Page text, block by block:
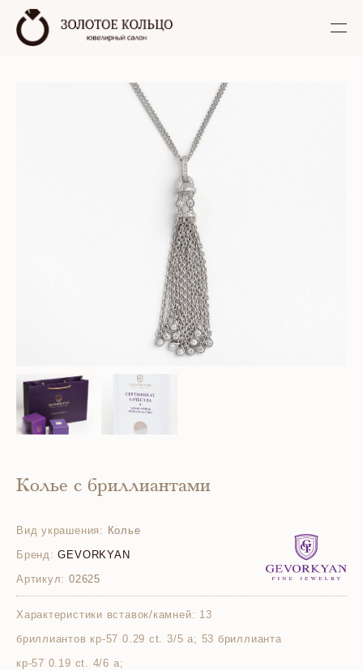
Колье с бриллиантами
Вид украшения: Колье
Бренд: GEVORKYAN
Артикул: 02625
Характеристики вставок/камней: 13
бриллиантов кр-57 0.29 ct. 3/5 а; 53 бриллианта
кр-57 0.19 ct. 4/6 а;